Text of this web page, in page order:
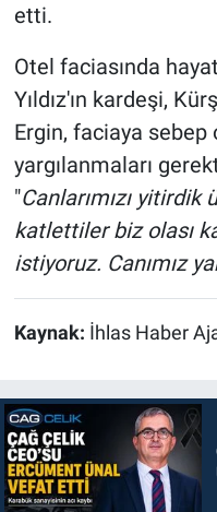
etti.
Otel faciasında
Yıldız'ın kardeşi,
Ergin, faciaya sebep
yargılanmaları
"Canlarımızı yitirdik
katlettiler biz olası
istiyoruz. Canımız
Kaynak: İhlas Haber